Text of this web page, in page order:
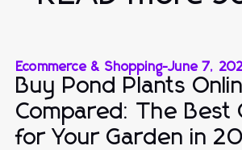
Ecommerce & Shopping-June 7,
Buy Pond Plants
Compared: The Best
for Your Garden in